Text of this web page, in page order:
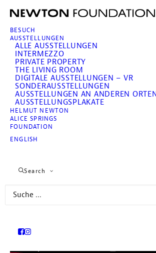
BESUCH
AUSSTELLUNGEN
ALLE AUSSTELLUNGEN
INTERMEZZO
PRIVATE PROPERTY
THE LIVING ROOM
DIGITALE AUSSTELLUNGEN – VR
SONDERAUSSTELLUNGEN
AUSSTELLUNGEN AN ANDEREN
AUSSTELLUNGSPLAKATE
HELMUT NEWTON
ALICE SPRINGS
FOUNDATION
ENGLISH
Search
Helmut Newton.
Mehr über diese